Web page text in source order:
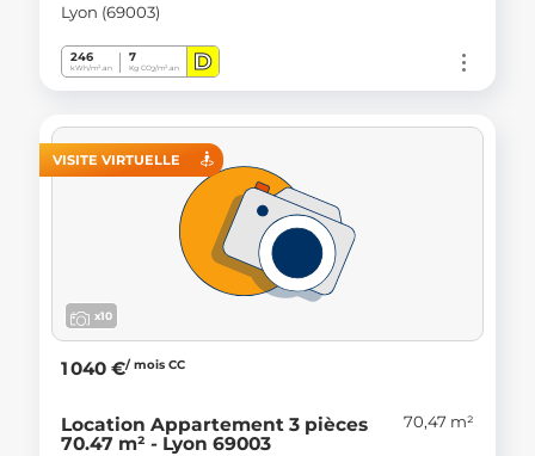
Lyon (69003)
246
kWh/m².an
7
Kg CO2/m².an D
VISITE VIRTUELLE
x10
1 040 €/ mois CC
Location Appartement 3 pièces
70.47 m² - Lyon 69003
70,47 m²